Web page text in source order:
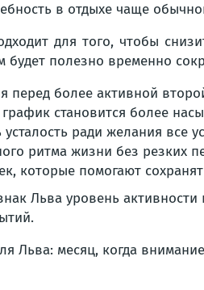
в отдыхе чаще
для того, чтобы
полезно временно
перед более активной
становится более
ради желания все
ритма жизни без резких
которые помогают
Льва уровень